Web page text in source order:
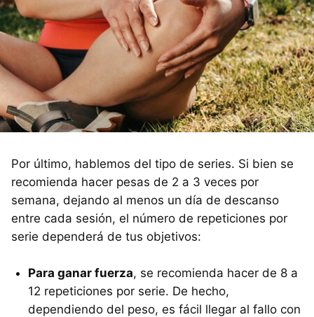
Por último, hablemos del tipo de series. Si bien se
recomienda hacer pesas de 2 a 3 veces por
semana, dejando al menos un día de descanso
entre cada sesión, el número de repeticiones por
serie dependerá de tus objetivos:
Para ganar fuerza, se recomienda hacer de 8 a
12 repeticiones por serie. De hecho,
dependiendo del peso, es fácil llegar al fallo con